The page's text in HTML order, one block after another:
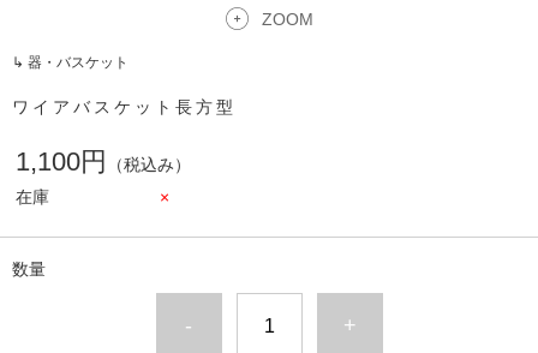
ZOOM
↳ 器・バスケット
ワイアバスケット長方型
1,100円
（税込み）
在庫
×
数量
- +